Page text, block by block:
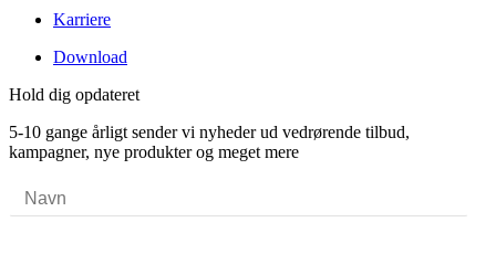
Karriere
Download
Hold dig opdateret
5-10 gange årligt sender vi nyheder ud vedrørende tilbud,
kampagner, nye produkter og meget mere